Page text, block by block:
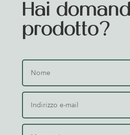
Hai
prodotto?